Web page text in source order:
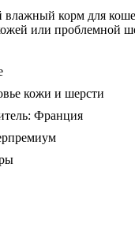
корм для
или проблемной
кожи и шерсти
Франция